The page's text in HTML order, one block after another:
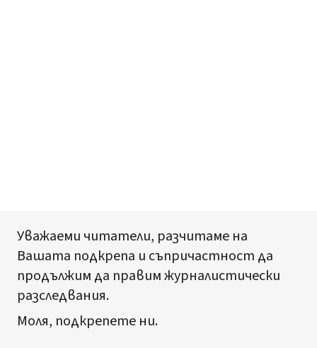
Уважаеми читатели, разчитаме на
Вашата подкрепа и съпричастност да
продължим да правим журналистически
разследвания.
Моля, подкрепете ни.